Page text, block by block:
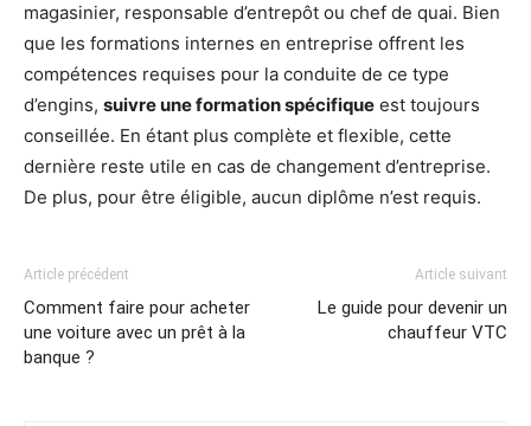
magasinier, responsable d’entrepôt ou chef de quai. Bien
que les formations internes en entreprise offrent les
compétences requises pour la conduite de ce type
d’engins, suivre une formation spécifique est toujours
conseillée. En étant plus complète et flexible, cette
dernière reste utile en cas de changement d’entreprise.
De plus, pour être éligible, aucun diplôme n’est requis.
Article précédent
Comment faire pour acheter
une voiture avec un prêt à la
banque ?
Article suivant
Le guide pour devenir un
chauffeur VTC